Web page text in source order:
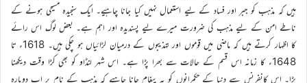
ہیں کہ مذہب کو جبر اور فساد کے لیے استعمال نہیں کیا جانا چاہیے۔ ایک سنجیدہ مسیحی ہونے کے
ناطے امن کے لیے مذہب کی ضرورت میرے لیے پسندیدہ اور اہم ہے۔ بعض لوگ اس رائے
کا اظہار کرتے ہیں کہ ماضی میں قوموں اور تہذیبوں کے درمیان لڑائیاں ہو چکی ہیں۔ 1618ء تا
1648ء کا زمانہ اس قسم کے حالات سے بھرا پڑا ہے۔ اس شہر لنڈاو کو بھی کڑا وقت دیکھنا
پڑا۔ اس کانفرنس سے دنیا کے حکمرانوں کو یہ پیغام جانا چاہیے کہ مذہب کے نام پر اب دوبارہ